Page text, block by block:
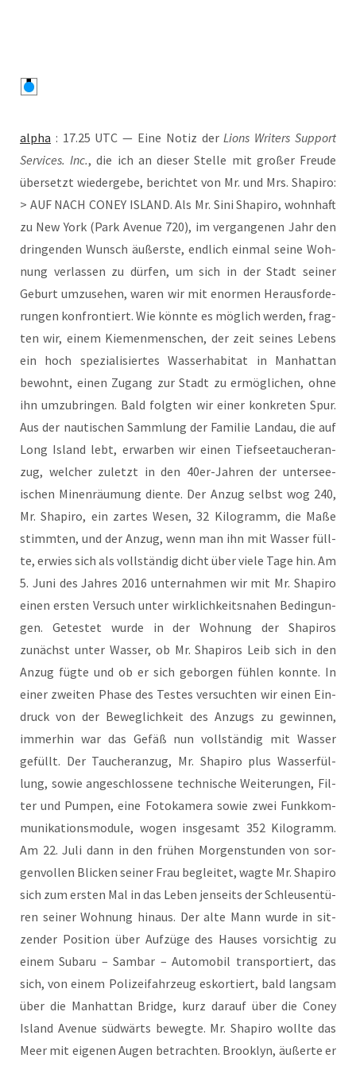
alpha : 17.25 UTC — Eine Notiz derLions Wri­ters Sup­port
Ser­vices. Inc., die ich an die­ser Stel­le mit gro­ßer Freu­de
über­setzt wie­der­ge­be, berich­tet von Mr. und Mrs. Sha­pi­ro:
> AUF NACH CONEY ISLAND. Als Mr. Sini Sha­pi­ro, wohn­haft
zu New York (Park Ave­nue 720), im ver­gan­ge­nen Jahr den
drin­gen­den Wunsch äußers­te, end­lich ein­mal sei­ne Woh­
nung ver­las­sen zu dür­fen, um sich in der Stadt sei­ner
Geburt umzu­se­hen, waren wir mit enor­men Her­aus­for­de­
run­gen kon­fron­tiert. Wie könn­te es mög­lich wer­den, frag­
ten wir, einem Kie­men­men­schen, der zeit sei­nes Lebens
ein hoch spe­zia­li­sier­tes Was­ser­ha­bi­tat in Man­hat­tan
bewohnt, einen Zugang zur Stadt zu ermög­li­chen, ohne
ihn umzu­brin­gen. Bald folg­ten wir einer kon­kre­ten Spur.
Aus der nau­ti­schen Samm­lung der Fami­lie Land­au, die auf
Long Island lebt, erwar­ben wir einen Tief­see­tau­cher­an­
zug, wel­cher zuletzt in den 40er-Jah­ren der unter­see­
ischen Minen­räu­mung dien­te. Der Anzug selbst wog 240,
Mr. Sha­pi­ro, ein zar­tes Wesen, 32 Kilo­gramm, die Maße
stimm­ten, und der Anzug, wenn man ihn mit Was­ser füll­
te, erwies sich als voll­stän­dig dicht über vie­le Tage hin. Am
5. Juni des Jah­res 2016 unter­nah­men wir mit Mr. Sha­pi­ro
einen ers­ten Ver­such unter wirk­lich­keits­na­hen Bedin­gun­
gen. Getes­tet wur­de in der Woh­nung der Sha­pi­ros
zunächst unter Was­ser, ob Mr. Sha­pi­ros Leib sich in den
Anzug füg­te und ob er sich gebor­gen füh­len konn­te. In
einer zwei­ten Pha­se des Tes­tes ver­such­ten wir einen Ein­
druck von der Beweg­lich­keit des Anzugs zu gewin­nen,
immer­hin war das Gefäß nun voll­stän­dig mit Was­ser
gefüllt. Der Tau­cher­an­zug, Mr. Sha­pi­ro plus Was­ser­fül­
lung, sowie ange­schlos­se­ne tech­ni­sche Wei­te­run­gen, Fil­
ter und Pum­pen, eine Foto­ka­me­ra sowie zwei Funk­kom­
mu­ni­ka­ti­ons­mo­du­le, wogen ins­ge­samt 352 Kilo­gramm.
Am 22. Juli dann in den frü­hen Mor­gen­stun­den von sor­
gen­vol­len Bli­cken sei­ner Frau beglei­tet, wag­te Mr. Sha­pi­ro
sich zum ers­ten Mal in das Leben jen­seits der Schleu­sen­tü­
ren sei­ner Woh­nung hin­aus. Der alte Mann wur­de in sit­
zen­der Posi­ti­on über Auf­zü­ge des Hau­ses vor­sich­tig zu
einem Sub­aru – Sam­bar – Auto­mo­bil trans­por­tiert, das
sich, von einem Poli­zei­fahr­zeug eskor­tiert, bald lang­sam
über die Man­hat­tan Bridge, kurz dar­auf über die Coney
Island Ave­nue süd­wärts beweg­te. Mr. Sha­pi­ro woll­te das
Meer mit eige­nen Augen betrach­ten. Brook­lyn, äußer­te er